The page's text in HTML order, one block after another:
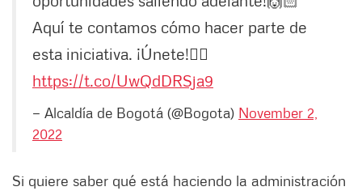
Aquí te contamos cómo hacer parte de
esta iniciativa. ¡Únete!👇🏻
https://t.co/UwQdDRSja9
— Alcaldía de Bogotá (@Bogota) November 2,
2022
Si quiere saber qué está haciendo la administración